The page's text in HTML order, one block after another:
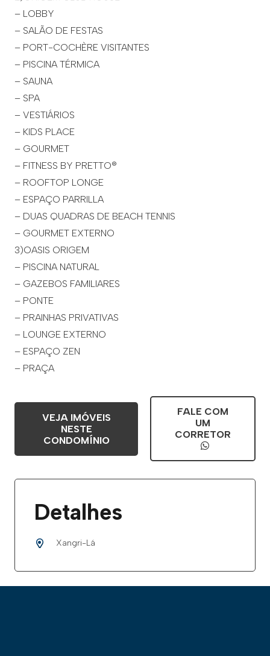
– LOBBY
– SALÃO DE FESTAS
– PORT-COCHÈRE VISITANTES
– PISCINA TÉRMICA
– SAUNA
– SPA
– VESTIÁRIOS
– KIDS PLACE
– GOURMET
– FITNESS BY PRETTO®
– ROOFTOP LONGE
– ESPAÇO PARRILLA
– DUAS QUADRAS DE BEACH TENNIS
– GOURMET EXTERNO
3)OASIS ORIGEM
– PISCINA NATURAL
– GAZEBOS FAMILIARES
– PONTE
– PRAINHAS PRIVATIVAS
– LOUNGE EXTERNO
– ESPAÇO ZEN
– PRAÇA
VEJA IMÓVEIS
NESTE
CONDOMÍNIO
FALE COM
UM
CORRETOR
Detalhes
Xangri-Lá